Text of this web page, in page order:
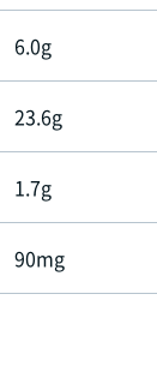
6.0g
23.6g
1.7g
90mg